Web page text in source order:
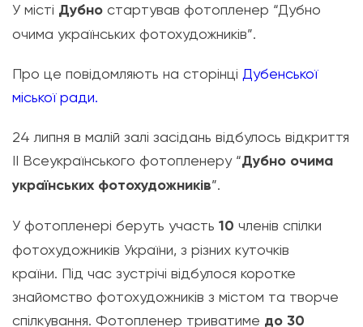
У місті Дубно стартував фотопленер “Дубно
очима українських фотохудожників”.
Про це повідомляють на сторінці Дубенської
міської ради.
24 липня в малій залі засідань відбулось відкриття
ІІ Всеукраїнського фотопленеру “Дубно очима
українських фотохудожників”.
У фотопленері беруть участь 10 членів спілки
фотохудожників України, з різних куточків
країни. Під час зустрічі відбулося коротке
знайомство фотохудожників з містом та творче
спілкування. Фотопленер триватиме до 30